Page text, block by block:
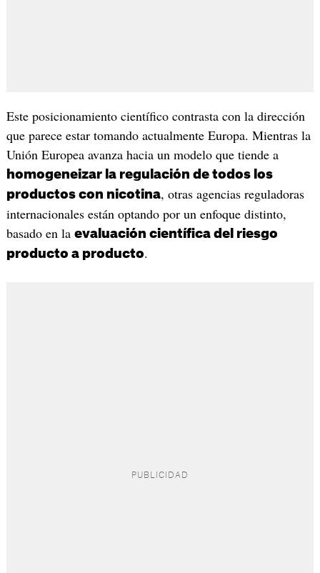
Este posicionamiento científico contrasta con la dirección
que parece estar tomando actualmente Europa. Mientras la
Unión Europea avanza hacia un modelo que tiende a
homogeneizar la regulación de todos los
productos con nicotina, otras agencias reguladoras
internacionales están optando por un enfoque distinto,
basado en la evaluación científica del riesgo
producto a producto.